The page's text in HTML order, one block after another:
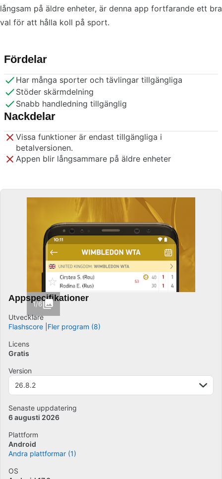
långsam på äldre enheter, är denna app fortfarande ett bra
val för att hålla koll på sport.
Fördelar
Har många sporter och tävlingar tillgängliga
Stöder skärmdelning
Snabb handledning tillgänglig
Nackdelar
Vissa funktioner är endast tillgängliga i
betalversionen.
Appen blir långsammare på äldre enheter
1/6
Appspecifikationer
Utvecklare
Flashscore Fler program (8)
Licens
Gratis
Version
26.8.2
Senaste uppdatering
6 augusti 2026
Plattform
Android
Andra plattformar (1)
OS